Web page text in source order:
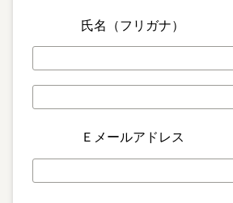
氏名（フリガナ）
Ｅメールアドレス